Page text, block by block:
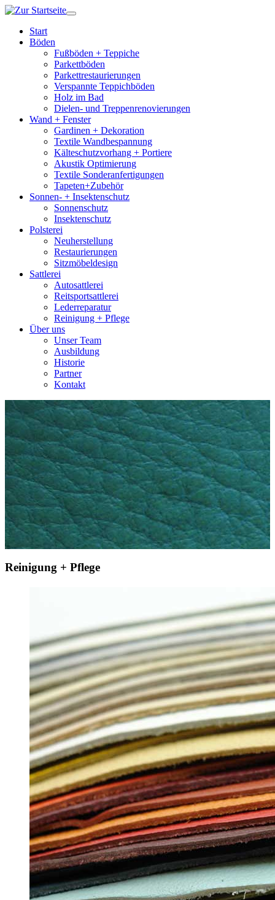
Start
Böden
Fußböden + Teppiche
Parkettböden
Parkettrestaurierungen
Verspannte Teppichböden
Holz im Bad
Dielen- und Treppenrenovierungen
Wand + Fenster
Gardinen + Dekoration
Textile Wandbespannung
Kälteschutzvorhang + Portiere
Akustik Optimierung
Textile Sonderanfertigungen
Tapeten+Zubehör
Sonnen- + Insektenschutz
Sonnenschutz
Insektenschutz
Polsterei
Neuherstellung
Restaurierungen
Sitzmöbeldesign
Sattlerei
Autosattlerei
Reitsportsattlerei
Lederreparatur
Reinigung + Pflege
Über uns
Unser Team
Ausbildung
Historie
Partner
Kontakt
Reinigung + Pflege